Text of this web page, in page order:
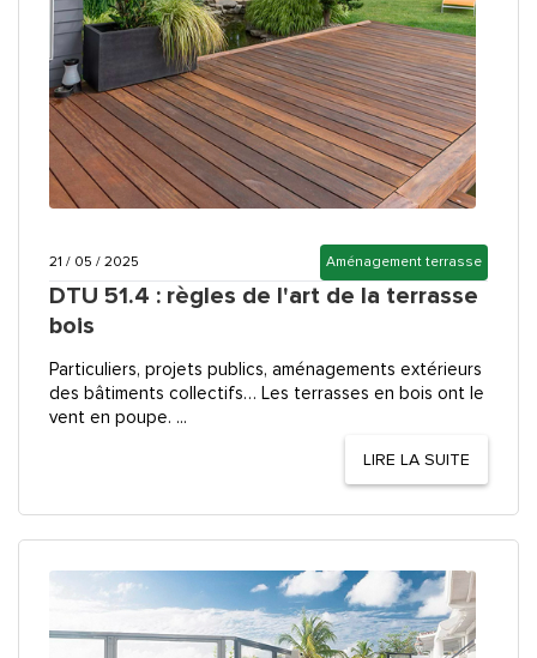
21 / 05 / 2025 Aménagement terrasse
DTU 51.4 : règles de l'art de la terrasse
bois
Particuliers, projets publics, aménagements extérieurs
des bâtiments collectifs… Les terrasses en bois ont le
vent en poupe. ...
LIRE LA SUITE